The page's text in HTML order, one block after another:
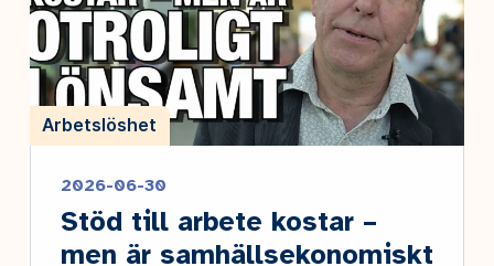
Arbetslöshet
2026-06-30
Stöd till arbete kostar –
men är samhällsekonomiskt